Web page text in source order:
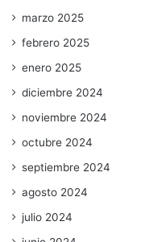
marzo 2025
febrero 2025
enero 2025
diciembre 2024
noviembre 2024
octubre 2024
septiembre 2024
agosto 2024
julio 2024